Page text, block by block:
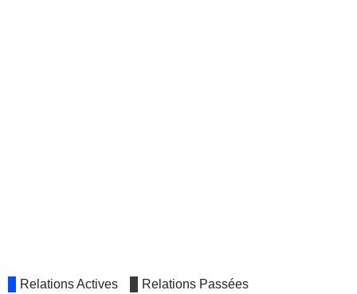
Relations Actives Relations Passées